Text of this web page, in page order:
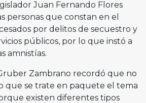
Juan Fernando Flores
personas que constan en el
por delitos de secuestro y
públicos, por lo que instó a
amnistías.
Zambrano recordó que no
que se trate en paquete el tema
existen diferentes tipos